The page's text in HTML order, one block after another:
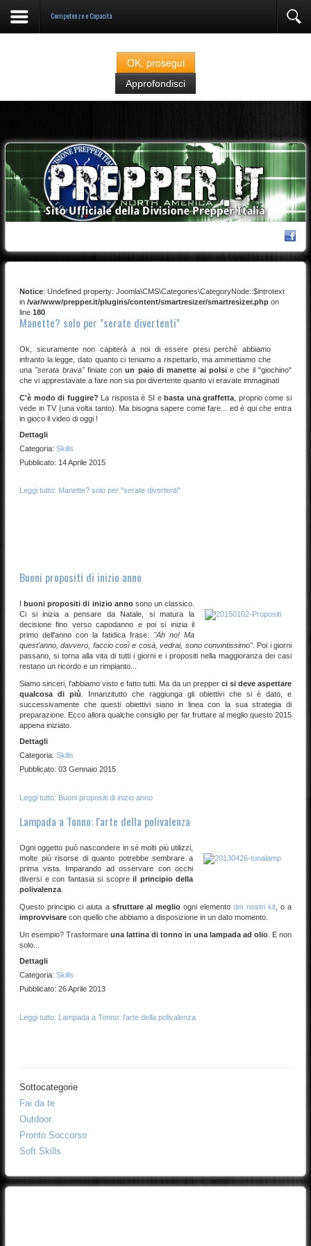
Prepper.it fa uso di cookies classificati come "strettamente necessari" alla navigazione.
OK, prosegui
Approfondisci
Competenze e Capacità
Notice: Undefined property: Joomla\CMS\Categories\CategoryNode::$introtext
in /var/www/prepper.it/plugins/content/smartresizer/smartresizer.php on
line 180
Manette? solo per "serate divertenti"
Ok, sicuramente non capiterà a noi di essere presi perchè abbiamo
infranto la legge, dato quanto ci teniamo a rispettarlo, ma ammettiamo che
una "serata brava"finiate conun paio di manette ai polsie che il "giochino"
che vi apprestavate a fare non sia poi divertente quanto vi eravate immaginati
C'è modo di fuggire? La risposta è SI ebasta una graffetta , proprio come si
vede in TV (una volta tanto). Ma bisogna sapere come fare... ed è qui che entra
in gioco il video di oggi !
Dettagli
Categoria: Skills
Pubblicato: 14 Aprile 2015
Leggi tutto: Manette? solo per "serate divertenti"
Buoni propositi di inizio anno
buoni propositi di inizio annosono un classico.
Ci si inizia a pensare da Natale, si matura la
decisione fino verso capodanno e poi si inizia il
primo dell'anno con la fatidica frase: "Ah no! Ma
quest'anno, davvero, faccio così e cosà, vedrai, sono convintissimo". Poi i giorni
passano, si torna alla vita di tutti i giorni e i propositi nella maggioranza dei casi
restano un ricordo e un rimpianto...
Siamo sinceri, l'abbiamo visto e fatto tutti. Ma da un prepper ci si deve aspettare
qualcosa di più. Innanzitutto che raggiunga gli obiettivi che si è dato, e
successivamente che questi obiettivi siano in linea con la sua strategia di
preparazione. Ecco allora qualche consiglio per far fruttare al meglio questo 2015
appena iniziato.
Dettagli
Categoria: Skills
Pubblicato: 03 Gennaio 2015
Leggi tutto: Buoni propositi di inizio anno
Lampada a Tonno: l'arte della polivalenza
Ogni oggetto può nascondere in sé molti più utilizzi,
molte più risorse di quanto potrebbe sembrare a
prima vista. Imparando ad osservare con occhi
diversi e con fantasia si scopre il principio della
polivalenza
Questo principio ci aiuta a sfruttare al meglio ogni elementodei nostri kit, o a
improvvisare con quello che abbiamo a disposizione in un dato momento.
Un esempio? Trasformare una lattina di tonno in una lampada ad olio . E non
solo...
Dettagli
Categoria: Skills
Pubblicato: 26 Aprile 2013
Leggi tutto: Lampada a Tonno: l'arte della polivalenza
Sottocategorie
Fai da te
Outdoor
Pronto Soccorso
Soft Skills